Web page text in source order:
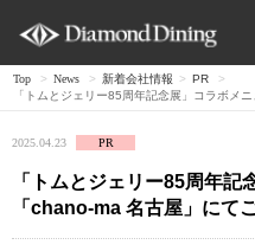
Top > News > 新着会社情報 > PR
>
「トムとジェリー85周年記念展」コラボメ
2025.04.23 PR
「トムとジェリー85周年
「chano-ma 名古屋」にて